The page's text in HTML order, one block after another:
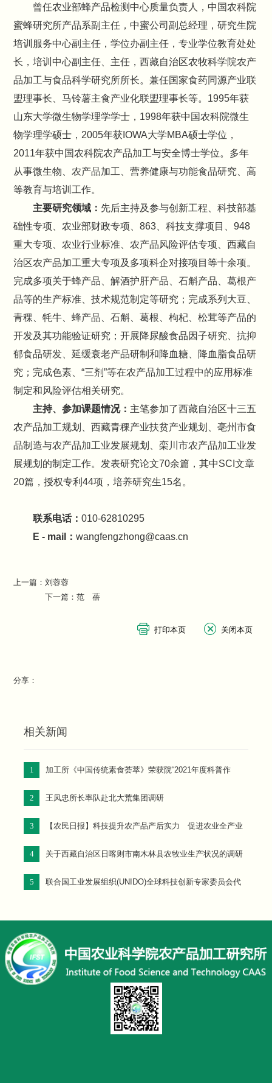
曾任农业部蜂产品检测中心质量负责人，中国农科院
蜜蜂研究所产品系副主任，中蜜公司副总经理，研究生院
培训服务中心副主任，学位办副主任，专业学位教育处处
长，培训中心副主任、主任，西藏自治区农牧科学院农产
品加工与食品科学研究所所长。兼任国家食药同源产业联
盟理事长、马铃薯主食产业化联盟理事长等。1995年获
山东大学微生物学理学学士，1998年获中国农科院微生
物学理学硕士，2005年获IOWA大学MBA硕士学位，
2011年获中国农科院农产品加工与安全博士学位。多年
从事微生物、农产品加工、营养健康与功能食品研究、高
等教育与培训工作。
主要研究领域： 先后主持及参与创新工程、科技部基
础性专项、农业部财政专项、863、科技支撑项目、948
重大专项、农业行业标准、农产品风险评估专项、西藏自
治区农产品加工重大专项及多项科企对接项目等十余项。
完成多项关于蜂产品、解酒护肝产品、石斛产品、葛根产
品等的生产标准、技术规范制定等研究；完成系列大豆、
青稞、牦牛、蜂产品、石斛、葛根、枸杞、松茸等产品的
开发及其功能验证研究；开展降尿酸食品因子研究、抗抑
郁食品研发、延缓衰老产品研制和降血糖、降血脂食品研
究；完成色素、“三剂”等在农产品加工过程中的应用标准
制定和风险评估相关研究。
主持、参加课题情况： 主笔参加了西藏自治区十三五
农产品加工规划、西藏青稞产业扶贫产业规划、亳州市食
品制造与农产品加工业发展规划、栾川市农产品加工业发
展规划的制定工作。发表研究论文70余篇，其中SCI文章
20篇，授权专利44项，培养研究生15名。
联系电话：010-62810295
E - mail：wangfengzhong@caas.cn
上一篇：刘蓉蓉
下一篇：范 蓓
分享：
相关新闻
1
加工所《中国传统素食荟萃》荣获院“2021年度科普作
2
王凤忠所长率队赴北大荒集团调研
3
【农民日报】科技提升农产品产后实力 促进农业全产业
4
关于西藏自治区日喀则市南木林县农牧业生产状况的调研
5
联合国工业发展组织(UNIDO)全球科技创新专家委员会代